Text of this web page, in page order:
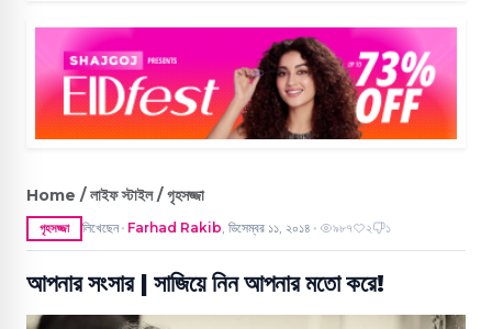
Home / লাইফ স্টাইল / গৃহসজ্জা
গৃহসজ্জা লিখেছেন ● Farhad Rakib, ডিসেম্বর ১১, ২০১৪ ● ৯৮৭ ২ ১
আপনার সংসার | সাজিয়ে নিন আপনার মতো করে!